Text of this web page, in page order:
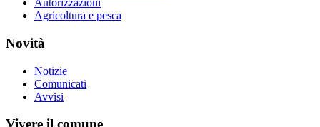
Autorizzazioni
Agricoltura e pesca
Novità
Notizie
Comunicati
Avvisi